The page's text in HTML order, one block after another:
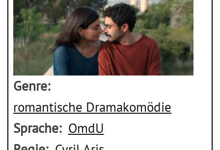
Genre
romantische Dramakomödie
Sprache
OmdU